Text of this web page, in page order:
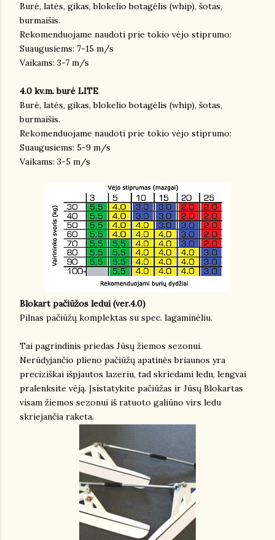
Burė, latės, gikas, blokelio botagėlis (whip), šotas,
burmaišis.
Rekomenduojame naudoti prie tokio vėjo stiprumo:
Suaugusiems: 7-15 m/s
Vaikams: 3-7 m/s
4.0 kv.m. burė LITE
Burė, latės, gikas, blokelio botagėlis (whip), šotas,
burmaišis.
Rekomenduojame naudoti prie tokio vėjo stiprumo:
Suaugusiems: 5-9 m/s
Vaikams: 3-5 m/s
Blokart pačiūžos ledui (ver.4.0)
Pilnas pačiūžų komplektas su spec. lagaminėliu.
Tai pagrindinis priedas Jūsų žiemos sezonui.
Nerūdyjančio plieno pačiūžų apatinės briaunos yra
preciziškai išpjautos lazeriu, tad skriedami ledu, lengvai
pralenksite vėją. Įsistatykite pačiūžas ir Jūsų Blokartas
visam žiemos sezonui iš ratuoto galiūno virs ledu
skriejančia raketa.